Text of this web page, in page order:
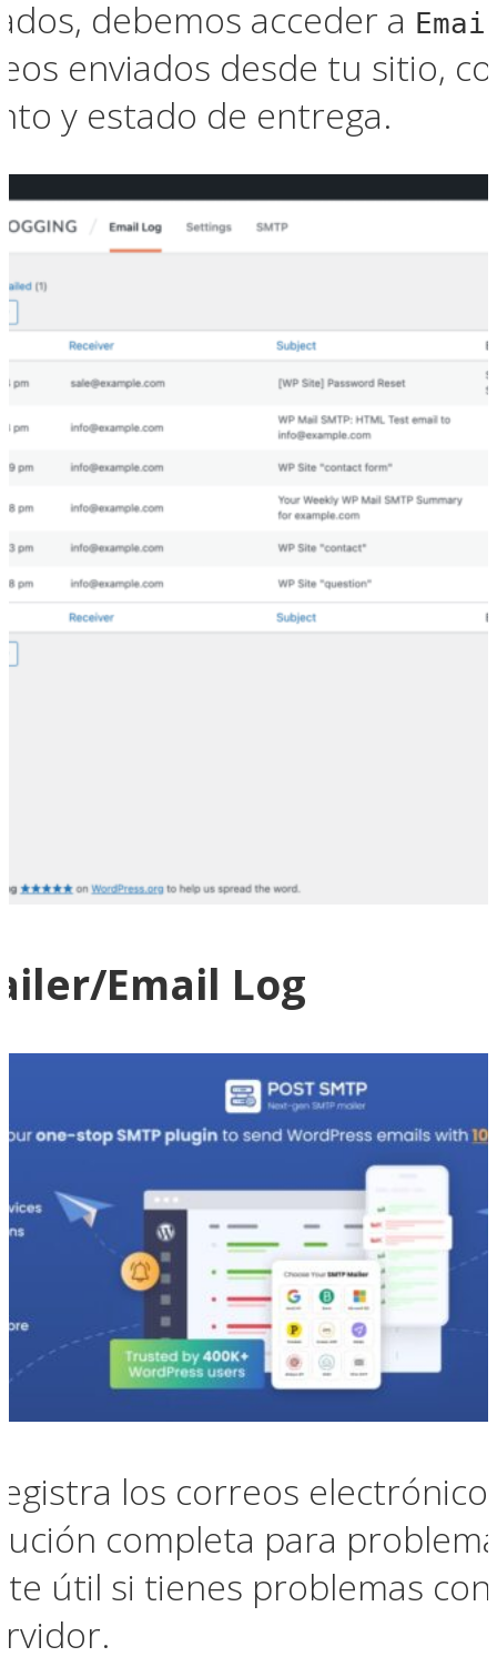
debemos acceder a
enviados desde tu sitio,
y estado de entrega.
Email Log
los correos
completa para
útil si tienes problemas